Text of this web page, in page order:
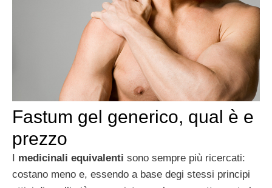
Fastum gel generico, qual è e
prezzo
I medicinali equivalenti sono sempre più ricercati:
costano meno e, essendo a base degi stessi principi